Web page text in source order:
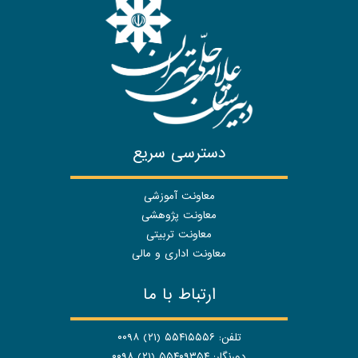
دسترسی سریع
معاونت آموزشی
معاونت پژوهشی
معاونت تربیتی
معاونت اداری و مالی
ارتباط با ما
تلفن: ۵۵۴۱۵۵۵۶ (۲۱) ۰۰۹۸